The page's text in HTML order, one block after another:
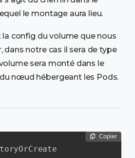
le montage aura lieu.
la config du volume que nous
dans notre cas il sera de type
sera monté dans le
du nœud hébergeant les Pods.
Copier